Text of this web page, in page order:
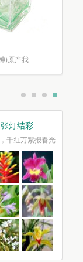
)原产我...
灯结彩
千红万紫报春光